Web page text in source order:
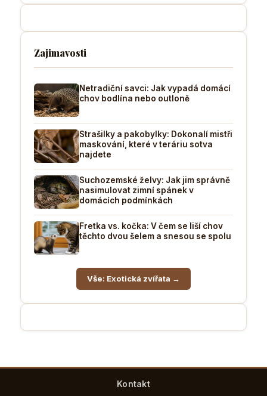
Zajimavosti
Netradiční savci: Jak vypadá domácí
chov bodlína nebo outloně
Strašilky a pakobylky: Dokonalí mistři
maskování, které v teráriu sotva
najdete
Suchozemské želvy: Jak jim správně
nasimulovat zimní spánek v
domácích podmínkách
Fretka vs. kočka: V čem se liší chov
těchto dvou šelem a snesou se spolu
Vše: Exotická zvířata →
Kontakt